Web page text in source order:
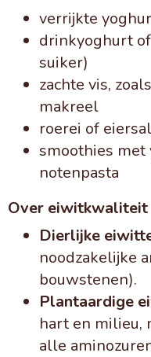
verrijkte
drinkyoghurt
suiker)
zachte vis,
makreel
roerei of
smoothies
notenpasta
Over eiwitkwaliteit
Dierlijke
noodzakelijke
bouwstenen).
Plantaardige
hart en milieu,
alle